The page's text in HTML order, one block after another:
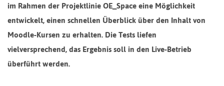
im Rahmen der Projektlinie OE_Space eine Möglichkeit
entwickelt, einen schnellen Überblick über den Inhalt von
Moodle-Kursen zu erhalten. Die Tests liefen
vielversprechend, das Ergebnis soll in den Live-Betrieb
überführt werden.